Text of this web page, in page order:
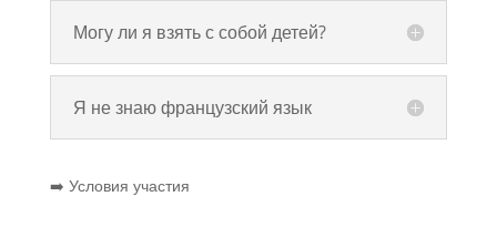
Могу ли я взять с собой детей?
Я не знаю французский язык
➡️ Условия участия